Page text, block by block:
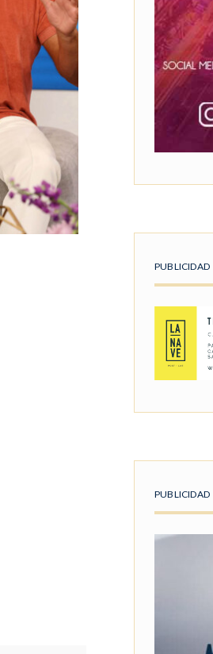
PUBLICIDAD
PUBLICIDAD